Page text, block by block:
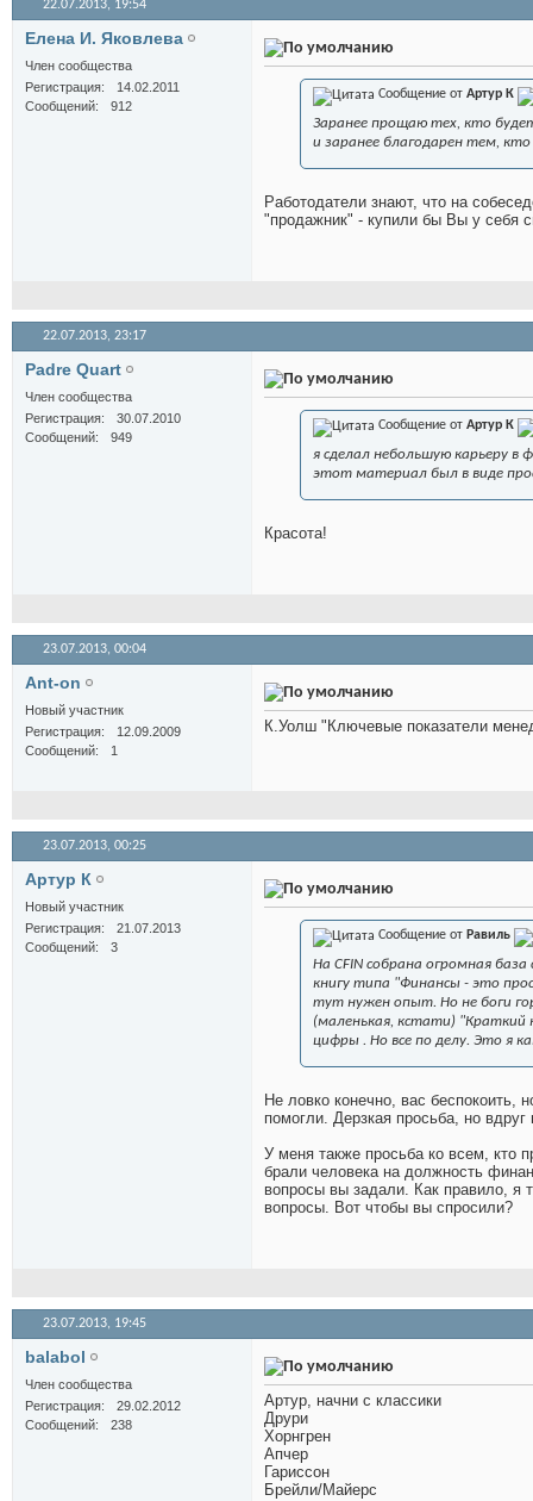
22.07.2013, 19:54
Елена И. Яковлева
Член сообщества
Регистрация
14.02.2011
Сообщений
912
Сообщение от Артур К
Заранее прощаю тех, кто
и заранее благодарен тем,
Работодатели знают, что на
"продажник" - купили бы Вы у себя
22.07.2013, 23:17
Padre Quart
Член сообщества
Регистрация
30.07.2010
Сообщений
949
Сообщение от Артур К
я сделал небольшую карьеру
этот материал был в виде
Красота!
23.07.2013, 00:04
Ant-on
Новый участник
Регистрация
12.09.2009
Сообщений
1
К.Уолш "Ключевые показатели
23.07.2013, 00:25
Артур К
Новый участник
Регистрация
21.07.2013
Сообщений
3
Сообщение от Равиль
На CFIN собрана огромная
книгу типа "Финансы - это
тут нужен опыт. Но не боги
(маленькая, кстати) "Краткий
цифры . Но все по делу. Это я
Не ловко конечно, вас беспокоить,
помогли. Дерзкая просьба, но вдруг
У меня также просьба ко всем, кто
брали человека на должность
вопросы вы задали. Как правило, я
вопросы. Вот чтобы вы спросили?
23.07.2013, 19:45
balabol
Член сообщества
Регистрация
29.02.2012
Сообщений
238
Артур, начни с классики
Друри
Хорнгрен
Апчер
Гариссон
Брейли/Майерс